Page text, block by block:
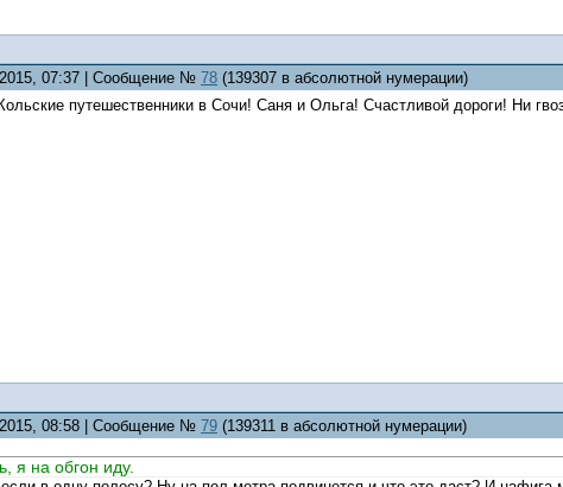
07:37 | Сообщение № 78 (139307 в абсолютной нумерации)
путешественники в Сочи! Саня и Ольга! Счастливой дороги! Ни
08:58 | Сообщение № 79 (139311 в абсолютной нумерации)
я на обгон иду.